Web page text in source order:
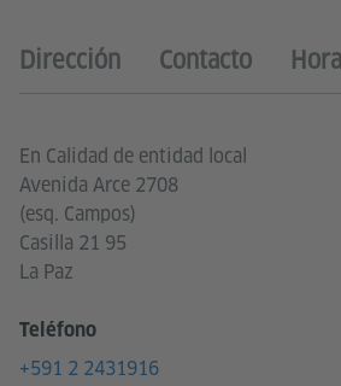
Dirección Contacto
En Calidad de entidad local
Avenida Arce 2708
(esq. Campos)
Casilla 21 95
La Paz
Teléfono
+591 2 2431916